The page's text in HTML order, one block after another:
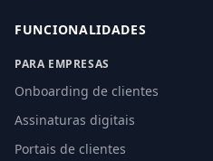
FUNCIONALIDADES
PARA EMPRESAS
Onboarding de clientes
Assinaturas digitais
Portais de clientes